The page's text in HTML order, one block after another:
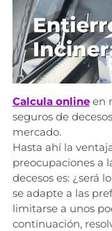
Calcula onlineen
seguros de
mercado.
Hasta ahí la
preocupaciones a
decesos es: ¿será
se adapte a las
limitarse a unos
continuación,